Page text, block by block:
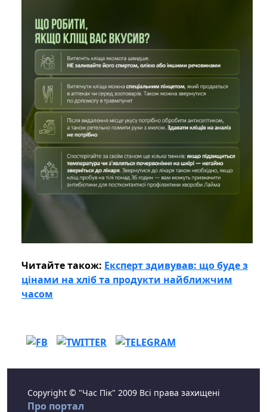
Читайте також: Експерт здивував: що буде з
цінами на хліб та продукти найближчим
часом
Copyright © "Час Пік" 2009 Всі права захищені
Про портал